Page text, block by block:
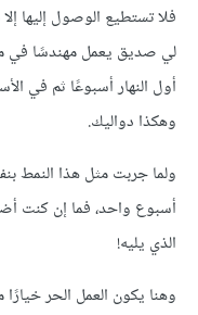
فلا تستطيع الوصول إليها
لي صديق يعمل مهندسًا في
أول النهار أسبوعًا ثم في
وهكذا دواليك.
ولما جربت مثل هذا النمط
أسبوع واحد، فما إن كنت
الذي يليه!
وهنا يكون العمل الحر